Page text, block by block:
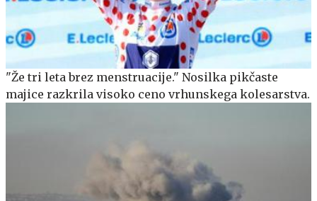
"Že tri leta brez menstruacije." Nosilka pikčaste
majice razkrila visoko ceno vrhunskega kolesarstva.